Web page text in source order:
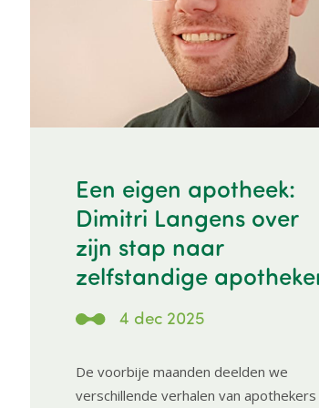
Een eigen apotheek:
Dimitri Langens over
zijn stap naar
zelfstandige
4 dec 2025
De voorbije maanden deelden we
verschillende verhalen van apothekers